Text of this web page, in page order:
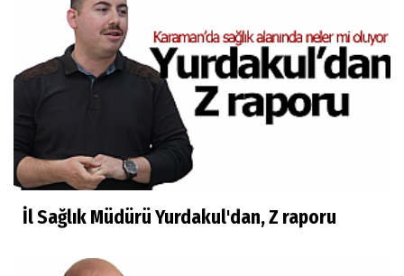
İl Sağlık Müdürü Yurdakul'dan, Z raporu